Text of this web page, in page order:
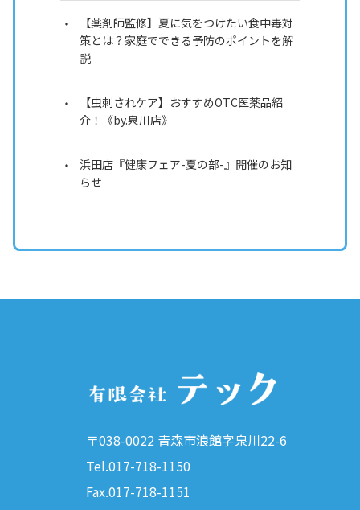
【薬剤師監修】夏に気をつけたい食中毒対
策とは？家庭でできる予防のポイントを解
説
【虫刺されケア】おすすめOTC医薬品紹
介！《by.泉川店》
浜田店『健康フェア-夏の部-』開催のお知
らせ
〒038-0022 青森市浪館字泉川22-6
Tel.017-718-1150
Fax.017-718-1151